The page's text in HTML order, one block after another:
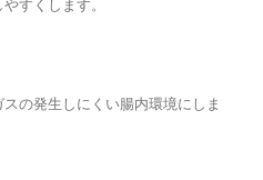
すくします。
の発生しにくい腸内環境にしま